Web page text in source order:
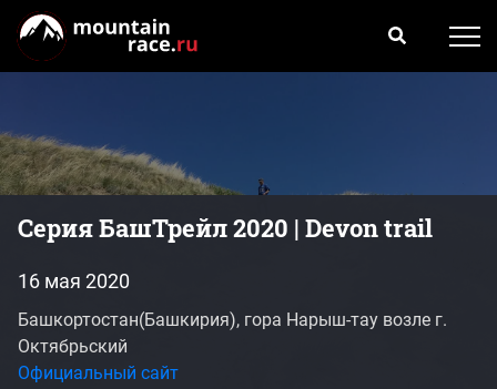
Серия БашТрейл 2020 | Devon trail
16 мая 2020
Башкортостан(Башкирия), гора Нарыш-тау возле г.
Октябрьский
Официальный сайт